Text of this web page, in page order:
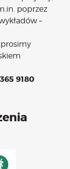
poprzez
–
prosimy
9180